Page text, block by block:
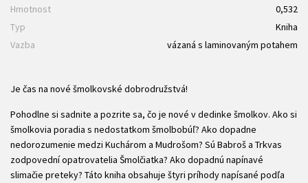
Hmotnost
0,532
Typ
Kniha
Vazba
vázaná s laminovaným potahem
Je čas na nové šmolkovské dobrodružstvá!
Pohodlne si sadnite a pozrite sa, čo je nové v dedinke šmolkov. Ako si
šmolkovia poradia s nedostatkom šmolbobúľ? Ako dopadne
nedorozumenie medzi Kuchárom a Mudrošom? Sú Babroš a Trkvas
zodpovední opatrovatelia Šmolčiatka? Ako dopadnú napínavé
slimačie preteky? Táto kniha obsahuje štyri príhody napísané podľa